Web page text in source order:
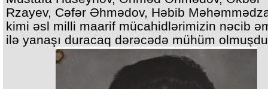
Rzayev, Cəfər Əhmədov, Həbib
kimi əsl milli maarif mücahidlərimizin nəcib
ilə yanaşı duracaq dərəcədə mühüm